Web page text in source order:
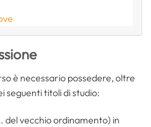
è necessario possedere, oltre
seguenti titoli di studio:
del vecchio ordinamento) in